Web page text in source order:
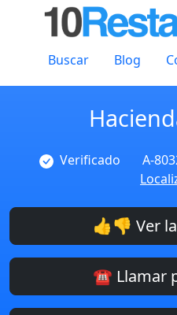
Buscar Blog
Verificado A-
👍👎 Ver
☎️ Llamar